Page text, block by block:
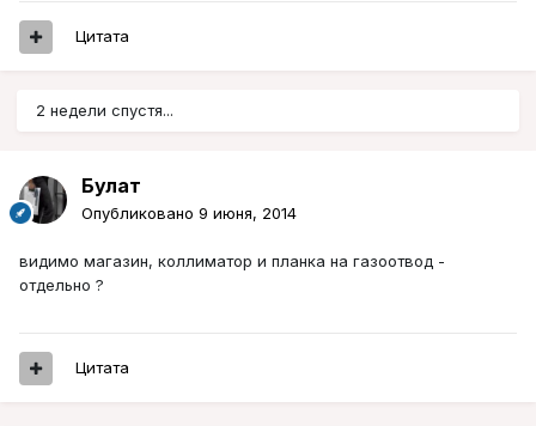
Цитата
2 недели спустя...
Булат
Опубликовано 9 июня, 2014
видимо магазин, коллиматор и планка на газоотвод -
отдельно ?
Цитата